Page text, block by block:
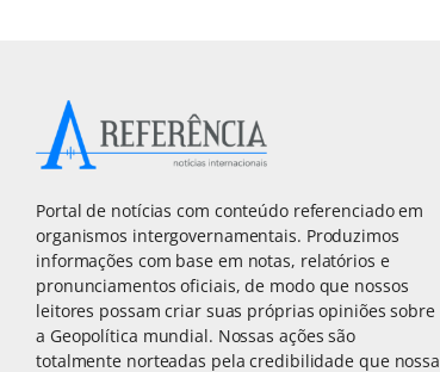
Portal de notícias com conteúdo referenciado em
organismos intergovernamentais. Produzimos
informações com base em notas, relatórios e
pronunciamentos oficiais, de modo que nossos
leitores possam criar suas próprias opiniões sobre
a Geopolítica mundial. Nossas ações são
totalmente norteadas pela credibilidade que nossa